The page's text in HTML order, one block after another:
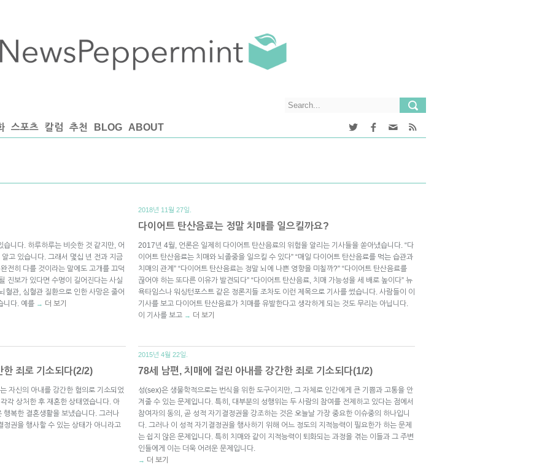
스포츠 칼럼 추천 BLOG ABOUT
니다. 하루하루는 비슷한 것 같지만, 어
고 있습니다. 그래서 몇십 년 전과 지금
전히 다를 것이라는 말에도 고개를 끄덕
진보가 있다면 수명이 길어진다는 사실
혈관, 심혈관 질환으로 인한 사망은 줄어
니다. 예를 → 더 보기
2018년 11월 27일.
다이어트 탄산음료는 정말 치매를 일으킬까요?
2017년 4월, 언론은 일제히 다이어트 탄산음료의 위험을 알리는 기사들을 쏟아냈습니다. “다
이어트 탄산음료는 치매와 뇌졸중을 일으킬 수 있다” “매일 다이어트 탄산음료를 먹는 습관과
치매의 관계” “다이어트 탄산음료는 정말 뇌에 나쁜 영향을 미칠까?” “다이어트 탄산음료를
끊어야 하는 또다른 이유가 발견되다” “다이어트 탄산음료, 치매 가능성을 세 배로 높이다” 뉴
욕타임스나 워싱턴포스트 같은 정론지들 조차도 이런 제목으로 기사를 썼습니다. 사람들이 이
기사를 보고 다이어트 탄산음료가 치매를 유발한다고 생각하게 되는 것도 무리는 아닙니다.
이 기사를 보고 → 더 보기
한 죄로 기소되다(2/2)
자신의 아내를 강간한 혐의로 기소되었
각 상처한 후 재혼한 상태였습니다. 아
복한 결혼생활을 보냈습니다. 그러나
권을 행사할 수 있는 상태가 아니라고
2015년 4월 22일.
78세 남편, 치매에 걸린 아내를 강간한 죄로 기소되다(1/2)
성(sex)은 생물학적으로는 번식을 위한 도구이지만, 그 자체로 인간에게 큰 기쁨과 고통을 안
겨줄 수 있는 문제입니다. 특히, 대부분의 성행위는 두 사람의 참여를 전제하고 있다는 점에서
참여자의 동의, 곧 성적 자기결정권을 강조하는 것은 오늘날 가장 중요한 이슈중의 하나입니
다. 그러나 이 성적 자기결정권을 행사하기 위해 어느 정도의 지적능력이 필요한가 하는 문제
는 쉽지 않은 문제입니다. 특히 치매와 같이 지적능력이 퇴화되는 과정을 겪는 이들과 그 주변
인들에게 이는 더욱 어려운 문제입니다.
→ 더 보기